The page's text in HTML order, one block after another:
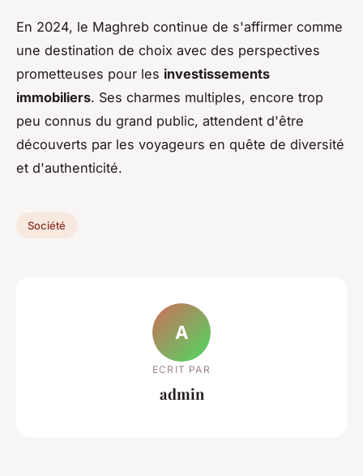
En 2024, le Maghreb continue de s'affirmer comme
une destination de choix avec des perspectives
prometteuses pour les investissements
immobiliers. Ses charmes multiples, encore trop
peu connus du grand public, attendent d'être
découverts par les voyageurs en quête de diversité
et d'authenticité.
Société
A
ECRIT PAR
admin